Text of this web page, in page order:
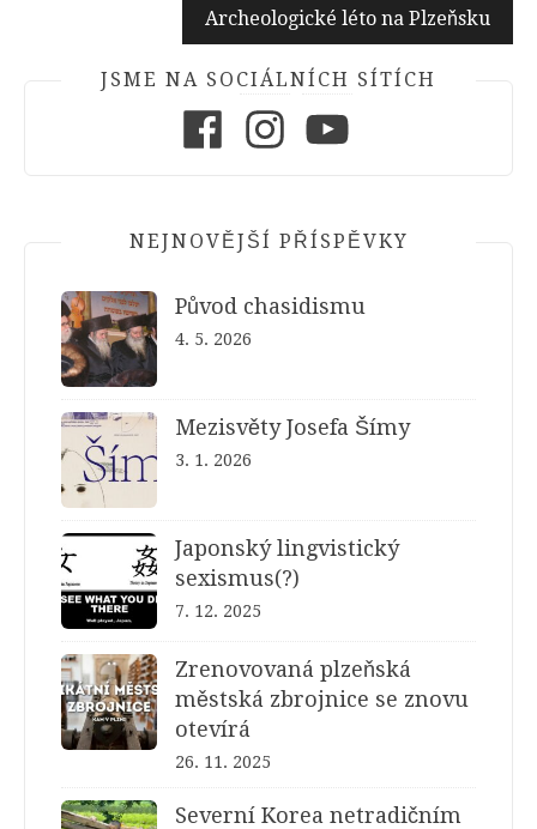
Archeologické léto na Plzeňsku
JSME NA SOCIÁLNÍCH SÍTÍCH
NEJNOVĚJŠÍ PŘÍSPĚVKY
Původ chasidismu
4. 5. 2026
Mezisvěty Josefa Šímy
3. 1. 2026
Japonský lingvistický
sexismus(?)
7. 12. 2025
Zrenovovaná plzeňská
městská zbrojnice se znovu
otevírá
26. 11. 2025
Severní Korea netradičním